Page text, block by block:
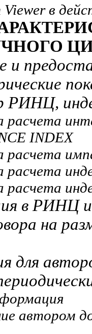
в
и
INDEX
расчета
в РИНЦ
на
для
ормация
автором